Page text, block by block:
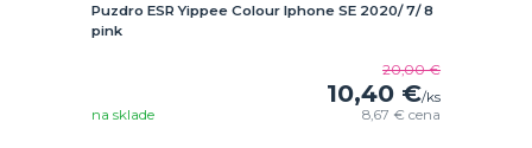
Puzdro ESR Yippee Colour Iphone SE 2020/ 7/ 8
pink
20,00 €
10,40 €/ks
8,67 €cena
na sklade